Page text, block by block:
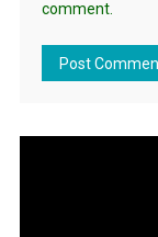
comment.